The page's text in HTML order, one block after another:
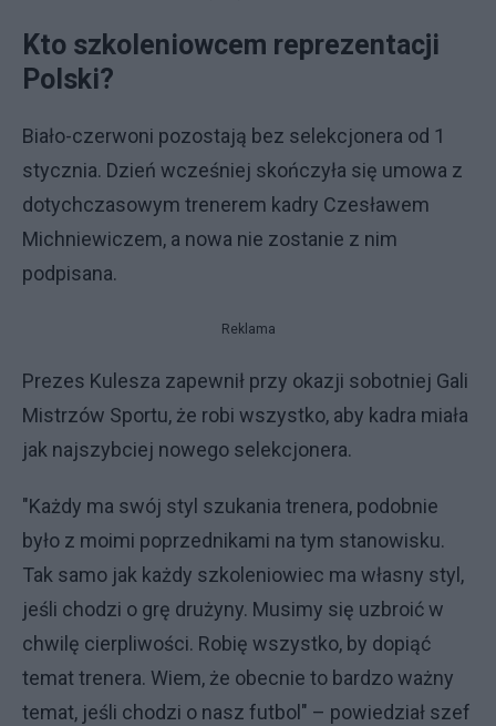
Kto szkoleniowcem reprezentacji
Polski?
Biało-czerwoni pozostają bez selekcjonera od 1
stycznia. Dzień wcześniej skończyła się umowa z
dotychczasowym trenerem kadry Czesławem
Michniewiczem, a nowa nie zostanie z nim
podpisana.
Reklama
Prezes Kulesza zapewnił przy okazji sobotniej Gali
Mistrzów Sportu, że robi wszystko, aby kadra miała
jak najszybciej nowego selekcjonera.
"Każdy ma swój styl szukania trenera, podobnie
było z moimi poprzednikami na tym stanowisku.
Tak samo jak każdy szkoleniowiec ma własny styl,
jeśli chodzi o grę drużyny. Musimy się uzbroić w
chwilę cierpliwości. Robię wszystko, by dopiąć
temat trenera. Wiem, że obecnie to bardzo ważny
temat, jeśli chodzi o nasz futbol" – powiedział szef